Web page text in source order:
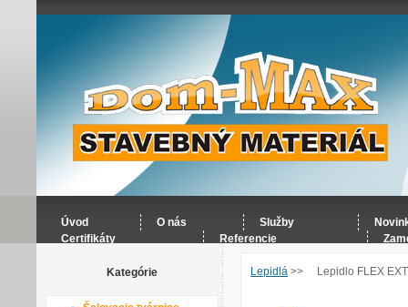
Úvod O nás Služby
Certifikáty
Referencie
Kategórie Lepidlá >> Lepidlo FLEX